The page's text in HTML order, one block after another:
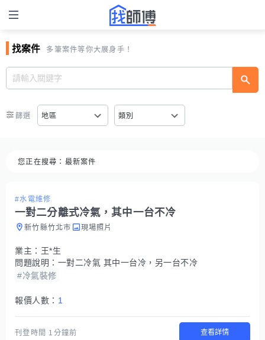
找案件 多筆案件等你大展身手！
篩選 地區 類別
您正在搜尋： 最新案件
#水電維修
一對二分離式冷氣，其中一台不冷
新竹縣竹北市 現場照片
業主： 王*生
問題說明： 一對二冷氣 其中一台冷，另一台不冷
#冷氣裝修
報價人數： 1
刊登時間 1分鐘前 查看詳情